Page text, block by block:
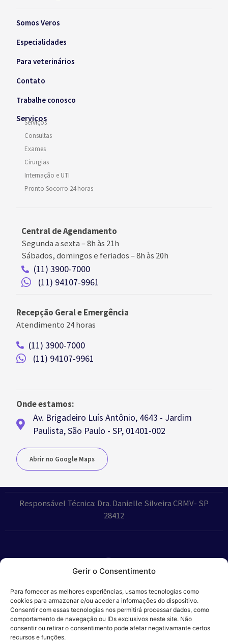
Gerir o Consentimento
Para fornecer as melhores experiências, usamos tecnologias como
cookies para armazenar e/ou aceder a informações do dispositivo.
Consentir com essas tecnologias nos permitirá processar dados, como
comportamento de navegação ou IDs exclusivos neste site. Não
consentir ou retirar o consentimento pode afetar negativamante certos
recursos e funções.
Somos Veros
Especialidades
Para veterinários
Contato
Trabalhe conosco
Serviços
Serviços
Consultas
Exames
Cirurgias
Internação e UTI
Pronto Socorro 24 horas
Central de Agendamento
Segunda a sexta –8h às 21h
Sábados, domingos e feriados–8h às 20h
(11) 3900-7000
(11) 94107-9961
Recepção Geral e Emergência
Atendimento 24 horas
(11) 3900-7000
(11) 94107-9961
Onde estamos:
Av. Brigadeiro Luís Antônio, 4643 - Jardim
Paulista, São Paulo - SP, 01401-002
Abrir no Google Maps
Responsável Técnica: Dra. Danielle Silveira CRMV- SP
28412
Parceiros:
Veros – Hospital